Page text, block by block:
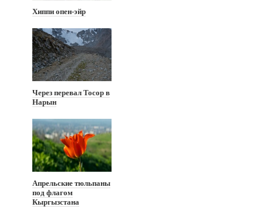
Хиппи опен-эйр
Через перевал Тосор в
Нарын
Апрельские тюльпаны
под флагом
Кыргызстана